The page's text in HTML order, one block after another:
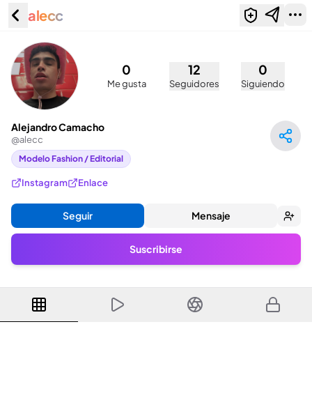
Alejandro Camacho (@alecc)
alecc
0
Me gusta
12
Seguidores
0
Siguiendo
Alejandro Camacho
@alecc
Modelo Fashion / Editorial
Instagram Enlace
Seguir Mensaje
Suscribirse